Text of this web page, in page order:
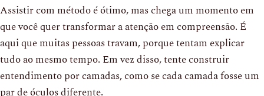
Assistir com método é ótimo, mas chega um momento em
que você quer transformar a atenção em compreensão. É
aqui que muitas pessoas travam, porque tentam explicar
tudo ao mesmo tempo. Em vez disso, tente construir
entendimento por camadas, como se cada camada fosse um
par de óculos diferente.